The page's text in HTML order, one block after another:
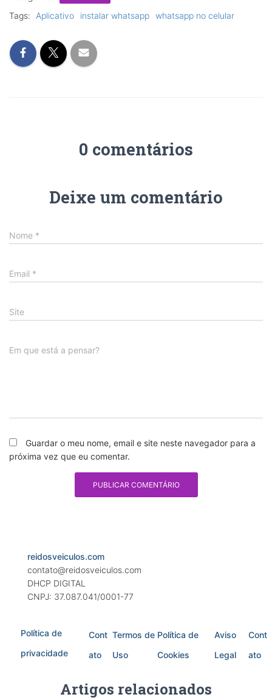
Tags: Aplicativo instalar whatsapp whatsapp no celular
0 comentários
Deixe um comentário
Nome *
Email *
Site
Em que está a pensar?
Guardar o meu nome, email e site neste navegador para a
próxima vez que eu comentar.
reidosveiculos.com
contato@reidosveiculos.com
DHCP DIGITAL
CNPJ: 37.087.041/0001-77
Política de
privacidade
Cont
ato
Termos de
Uso
Política de
Cookies
Aviso
Legal
Cont
ato
Artigos relacionados